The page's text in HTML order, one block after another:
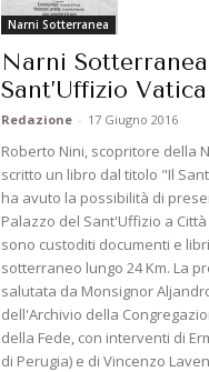
Narni Sotterranea
Narni
Sant’Uffizio
Redazione - 17 Giugno 2016
Roberto Nini, scopritore della
scritto un libro dal titolo "Il
ha avuto la possibilità di
Palazzo del Sant'Uffizio a
sono custoditi documenti e
sotterraneo lungo 24 Km. La
salutata da Monsignor
dell'Archivio della
della Fede, con interventi di
di Perugia) e di Vincenzo